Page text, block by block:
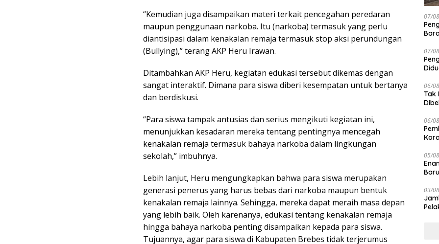
“Kemudian juga disampaikan materi terkait pencegahan peredaran
maupun penggunaan narkoba. Itu (narkoba) termasuk yang perlu
diantisipasi dalam kenakalan remaja termasuk stop aksi perundungan
(Bullying),” terang AKP Heru Irawan.
Ditambahkan AKP Heru, kegiatan edukasi tersebut dikemas dengan
sangat interaktif. Dimana para siswa diberi kesempatan untuk bertanya
dan berdiskusi.
“Para siswa tampak antusias dan serius mengikuti kegiatan ini,
menunjukkan kesadaran mereka tentang pentingnya mencegah
kenakalan remaja termasuk bahaya narkoba dalam lingkungan
sekolah,” imbuhnya.
Lebih lanjut, Heru mengungkapkan bahwa para siswa merupakan
generasi penerus yang harus bebas dari narkoba maupun bentuk
kenakalan remaja lainnya. Sehingga, mereka dapat meraih masa depan
yang lebih baik. Oleh karenanya, edukasi tentang kenakalan remaja
hingga bahaya narkoba penting disampaikan kepada para siswa.
Tujuannya, agar para siswa di Kabupaten Brebes tidak terjerumus
07/
07/
06/
Tak
06/
05/
03/